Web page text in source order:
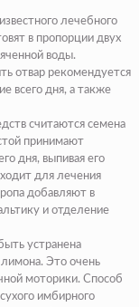
лечебного
в пропорции двух
воды.
отвар рекомендуется
всего дня, а также
считаются семена
принимают
дня, выпивая его
для лечения
добавляют в
и отделение
устранена
Это очень
моторики. Способ
имбирного